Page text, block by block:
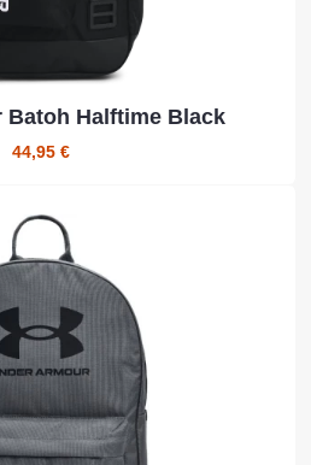
Batoh Halftime Black
44,95 €